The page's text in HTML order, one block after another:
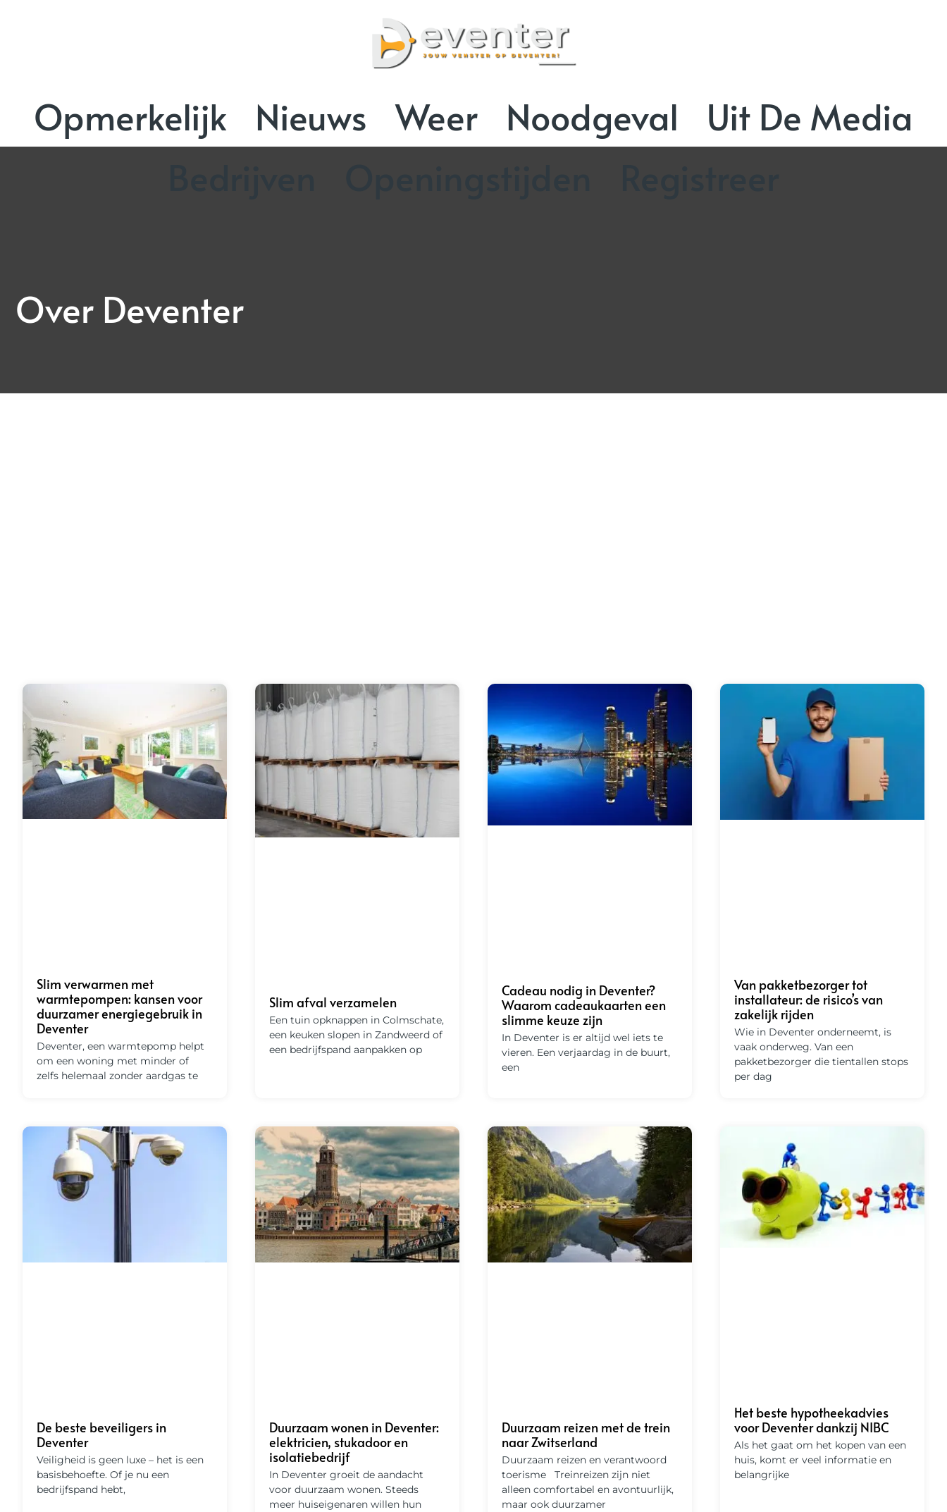
Opmerkelijk Nieuws Weer Noodgeval
Uit De Media
Over Deventer
Slim verwarmen met
warmtepompen: kansen voor
duurzamer energiegebruik in
Deventer
Deventer, een warmtepomp helpt
om een woning met minder of
zelfs helemaal zonder aardgas te
Slim afval verzamelen
Een tuin opknappen in Colmschate,
een keuken slopen in Zandweerd of
een bedrijfspand aanpakken op
Cadeau nodig in Deventer?
Waarom cadeaukaarten een
slimme keuze zijn
In Deventer is er altijd wel iets te
vieren. Een verjaardag in de buurt,
een
Van pakketbezorger tot
installateur: de risico’s van
zakelijk rijden
Wie in Deventer onderneemt, is
vaak onderweg. Van een
pakketbezorger die tientallen stops
per dag
De beste beveiligers in
Deventer
Veiligheid is geen luxe – het is een
basisbehoefte. Of je nu een
bedrijfspand hebt,
Duurzaam wonen in Deventer:
elektricien, stukadoor en
isolatiebedrijf
In Deventer groeit de aandacht
voor duurzaam wonen. Steeds
meer huiseigenaren willen hun
Duurzaam reizen met de trein
naar Zwitserland
Duurzaam reizen en verantwoord
toerisme Treinreizen zijn niet
alleen comfortabel en avontuurlijk,
maar ook duurzamer
Het beste hypotheekadvies
voor Deventer dankzij NIBC
Als het gaat om het kopen van een
huis, komt er veel informatie en
belangrijke